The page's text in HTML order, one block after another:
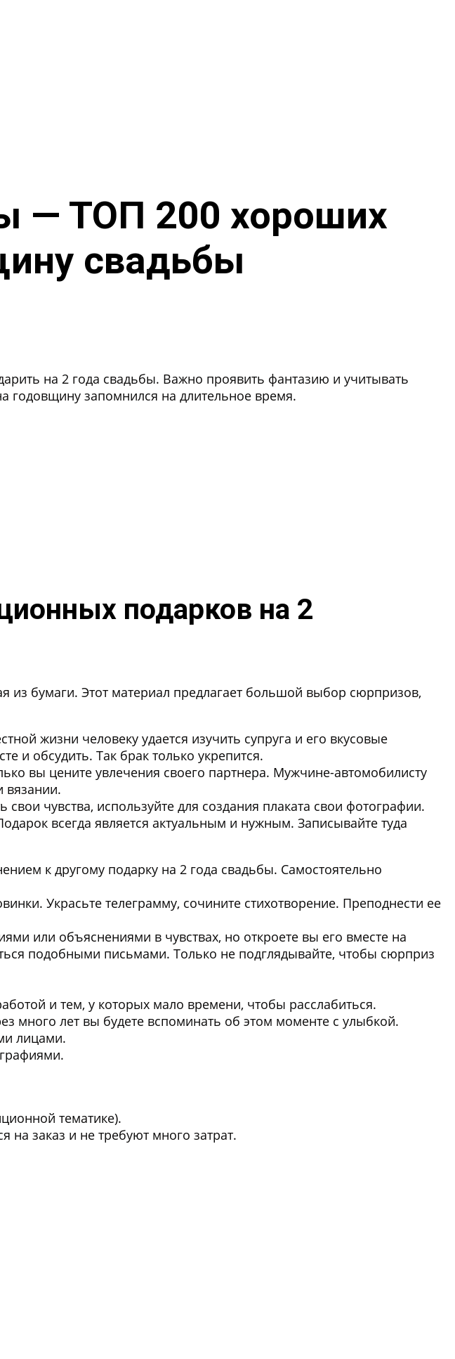
— ТОП 200 хороших
свадьбы
на 2 года свадьбы. Важно проявить фантазию и учитывать
годовщину запомнился на длительное время.
подарков на 2
бумаги. Этот материал предлагает большой выбор сюрпризов,
жизни человеку удается изучить супруга и его вкусовые
и обсудить. Так брак только укрепится.
вы цените увлечения своего партнера. Мужчине-автомобилисту
вязании.
чувства, используйте для создания плаката свои фотографии.
всегда является актуальным и нужным. Записывайте туда
к другому подарку на 2 года свадьбы. Самостоятельно
Украсьте телеграмму, сочините стихотворение. Преподнести ее
или объяснениями в чувствах, но откроете вы его вместе на
подобными письмами. Только не подглядывайте, чтобы сюрприз
и тем, у которых мало времени, чтобы расслабиться.
много лет вы будете вспоминать об этом моменте с улыбкой.
лицами.
.
тематике).
на заказ и не требуют много затрат.